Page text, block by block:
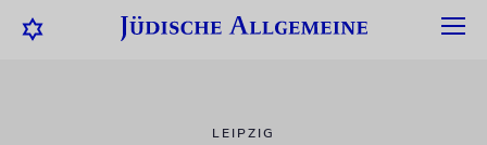
LEIPZIG